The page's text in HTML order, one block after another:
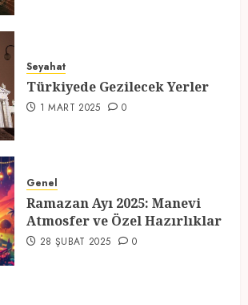
1 MART 2025
Atmosfer ve Özel Hazırlıklar
28 ŞUBAT 2025 0
Seyahat
Türkiyede Gezilecek Yerler
1 MART 2025 0
Genel
Ramazan Ayı 2025: Manevi
Atmosfer ve Özel Hazırlıklar
28 ŞUBAT 2025 0